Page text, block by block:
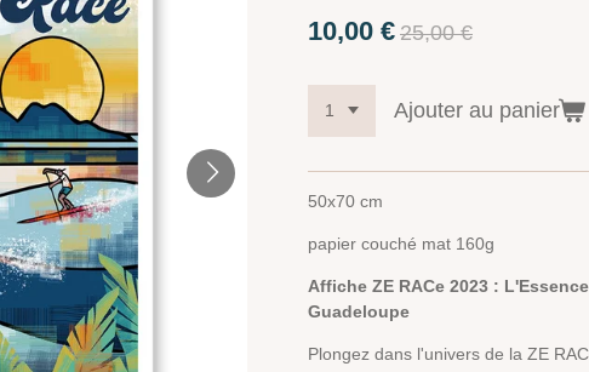
10,00 € 25,00 €
Ajouter au panier
50x70 cm
papier couché mat 160g
Affiche ZE RACe 2023 :
Guadeloupe
Plongez dans l'univers de la ZE